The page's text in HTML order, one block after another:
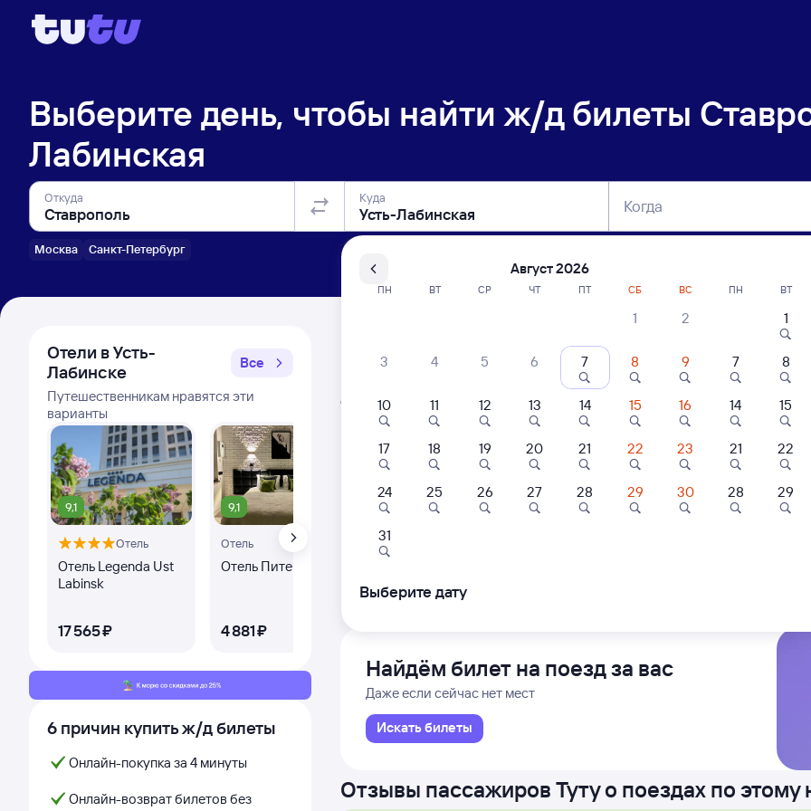
Выберите день, чтобы найти ж/д билеты
Лабинская
Откуда
Москва Санкт-Петербург
Куда Когда
Отели в Усть-
Лабинске
Все
Путешественникам нравятся эти
варианты
9,1
Отель
Отель Legenda Ust
Labinsk
17 ⁠565 ⁠₽
9,1
Отель
Отель Питер
4 ⁠881 ⁠₽
Отель
6 причин купить ж/д билеты
Онлайн-покупка за 4 минуты
Онлайн-возврат билетов без
Расписание поездов Ставрополь — Усть-
Расписание поездов Усть-Лабинская — Ставрополь
Открыта продажа билетов на 4 ноября. Отправление и прибытие по местному
553С Проходящий
Ставрополь
15:56 22:08
Дни следованияближайшие: 6, 8, 10 октября
Найдём билет на поезд за вас
Даже если сейчас нет мест
Искать билеты
Отзывы пассажиров Туту о поездах по
Август 2026
ПН ВТ СР ЧТ ПТ СБ ВС
1 2
3 4 5 6 7 8 9
10 11 12 13 14 15 16
17 18 19 20 21 22 23
24 25 26 27 28 29 30
31
ПН ВТ
1
7 8
14 15
21 22
28 29
Выберите дату